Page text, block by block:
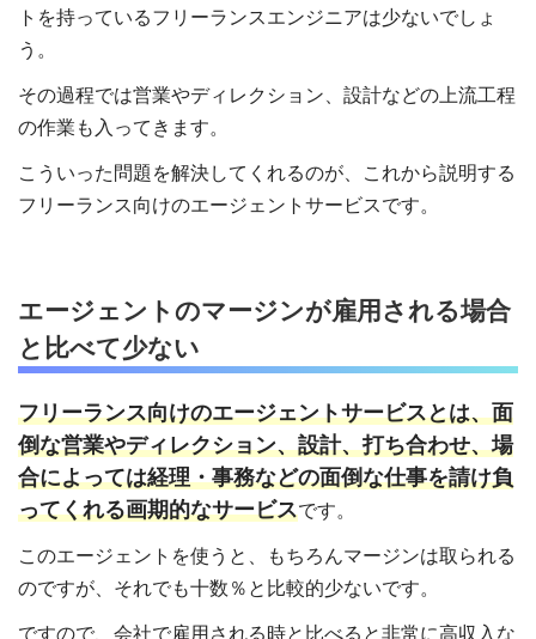
トを持っているフリーランスエンジニアは少ないでしょ
う。
その過程では営業やディレクション、設計などの上流工程
の作業も入ってきます。
こういった問題を解決してくれるのが、これから説明する
フリーランス向けのエージェントサービスです。
エージェントのマージンが雇用される場合
と比べて少ない
フリーランス向けのエージェントサービスとは、面
倒な営業やディレクション、設計、打ち合わせ、場
合によっては経理・事務などの面倒な仕事を請け負
ってくれる画期的なサービスです。
このエージェントを使うと、もちろんマージンは取られる
のですが、それでも十数％と比較的少ないです。
ですので、会社で雇用される時と比べると非常に高収入な